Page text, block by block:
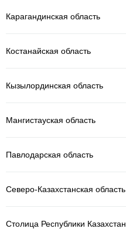
Карагандинская область
Костанайская область
Кызылординская область
Мангистауская область
Павлодарская область
Северо-Казахстанская область
Столица Республики Казахстан